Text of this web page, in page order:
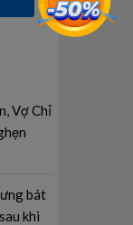
Vợ Chỉ
bát
khi